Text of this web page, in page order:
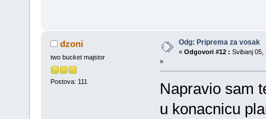
dzoni
two bucket majstor
Postova: 111
Odg: Priprema za vosak
« Odgovori #12 : Svibanj 05,
»
Napravio sam
u konacnicu